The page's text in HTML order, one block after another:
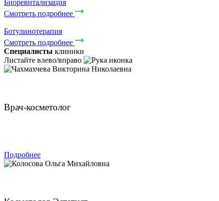
Биоревитализация
Смотреть подробнее
Ботулинотерапия
Смотреть подробнее
Специалисты клиники
Листайте влево/вправо
Врач-косметолог
Подробнее